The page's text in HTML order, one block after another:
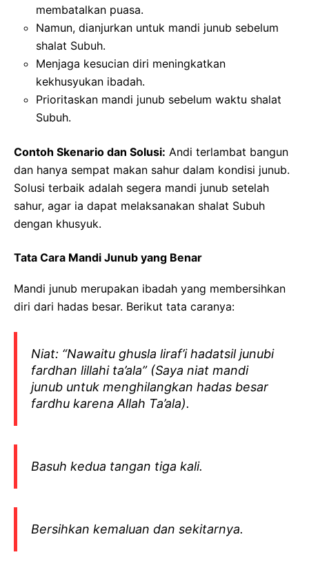
membatalkan puasa.
Namun, dianjurkan untuk mandi junub sebelum
shalat Subuh.
Menjaga kesucian diri meningkatkan
kekhusyukan ibadah.
Prioritaskan mandi junub sebelum waktu shalat
Subuh.
Contoh Skenario dan Solusi: Andi terlambat bangun
dan hanya sempat makan sahur dalam kondisi junub.
Solusi terbaik adalah segera mandi junub setelah
sahur, agar ia dapat melaksanakan shalat Subuh
dengan khusyuk.
Tata Cara Mandi Junub yang Benar
Mandi junub merupakan ibadah yang membersihkan
diri dari hadas besar. Berikut tata caranya:
Niat: “Nawaitu ghusla liraf’i hadatsil junubi
fardhan lillahi ta’ala” (Saya niat mandi
junub untuk menghilangkan hadas besar
fardhu karena Allah Ta’ala).
Basuh kedua tangan tiga kali.
Bersihkan kemaluan dan sekitarnya.